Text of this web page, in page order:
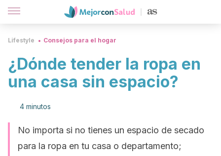
Lifestyle Consejos para el hogar
¿Dónde tender la ropa en
una casa sin espacio?
4 minutos
No importa si no tienes un espacio de secado
para la ropa en tu casa o departamento;